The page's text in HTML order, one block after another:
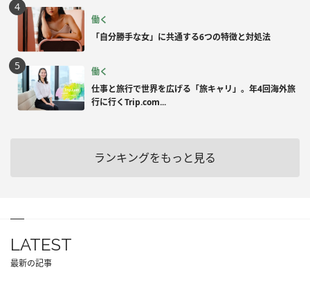
働く
「自分勝手な女」に共通する6つの特徴と対処法
働く
仕事と旅行で世界を広げる「旅キャリ」。年4回海外旅
行に行くTrip.com...
ランキングをもっと見る
LATEST
最新の記事